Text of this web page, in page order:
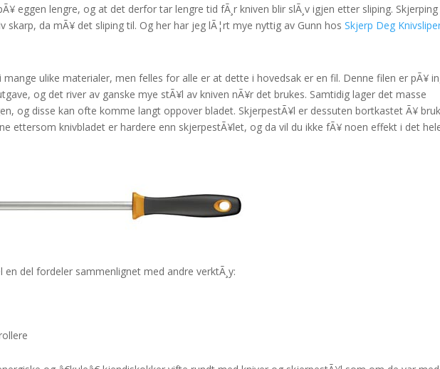
eggen lengre, og at det derfor tar lengre tid fÃ¸r kniven blir slÃ¸v igjen etter sliping. Skjerping
skarp, da mÃ¥ det sliping til. Og her har jeg lÃ¦rt mye nyttig av Gunn hosSkjerp Deg
mange ulike materialer, men felles for alle er at dette i hovedsak er en fil. Denne filen er pÃ¥
og det river av ganske mye stÃ¥l av kniven nÃ¥r det brukes. Samtidig lager det masse
og disse kan ofte komme langt oppover bladet. SkjerpestÃ¥l er dessuten bortkastet Ã¥
ettersom knivbladet er hardere enn skjerpestÃ¥let, og da vil du ikke fÃ¥ noen effekt i det
en del fordeler sammenlignet med andre verktÃ¸y: